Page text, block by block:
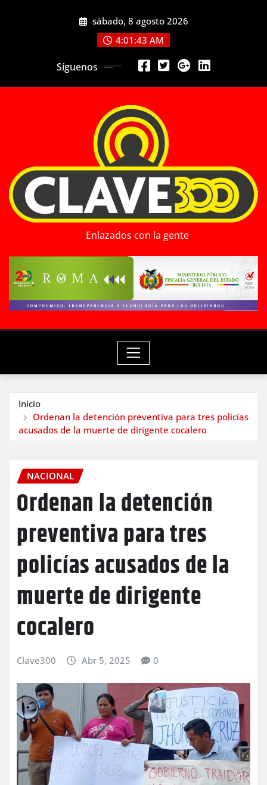
sábado, 8 agosto 2026
4:01:45 AM
Síguenos
Enlazados con la gente
Inicio
Ordenan la detención preventiva para tres policías
acusados de la muerte de dirigente cocalero
NACIONAL
Ordenan la detención
preventiva para tres
policías acusados de la
muerte de dirigente
cocalero
Clave300 Abr 5, 2025 0